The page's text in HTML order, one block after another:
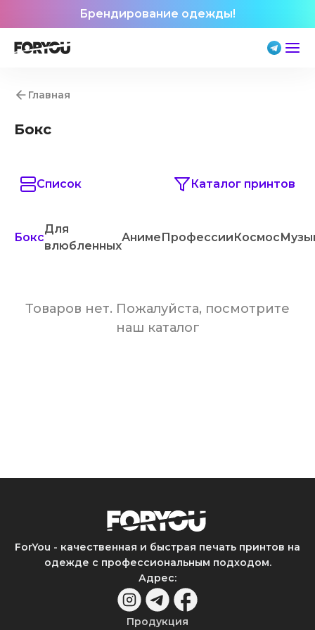
Брендирование одежды!
Главная
Бокс
Список Каталог принтов
Бокс
Для
влюбленных
АнимеПрофессииКосмос
Товаров нет. Пожалуйста, посмотрите
наш каталог
ForYou - качественная и быстрая печать принтов на
одежде с профессиональным подходом.
Адрес:
Продукция